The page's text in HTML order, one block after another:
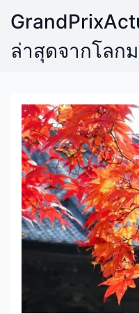
content
ล่าสุดจากโลก